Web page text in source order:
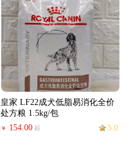
皇家 LF22成犬低脂易消化全价
处方粮 1.5kg/包
￥ 154.00 起 5.0